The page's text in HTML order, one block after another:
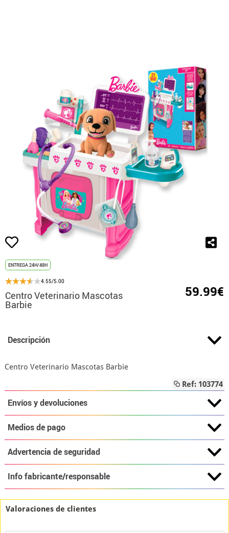
ENTREGA 24H/48H
4.55/5.00
Centro Veterinario Mascotas
Barbie
59.99€
Descripción
Centro Veterinario Mascotas Barbie
Ref: 103774
Envíos y devoluciones
Medios de pago
Advertencia de seguridad
Info fabricante/responsable
Valoraciones de clientes